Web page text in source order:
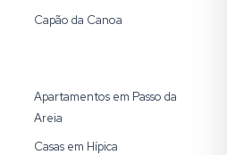
Capão da Canoa
Apartamentos em Passo da
Areia
Casas em Hípica